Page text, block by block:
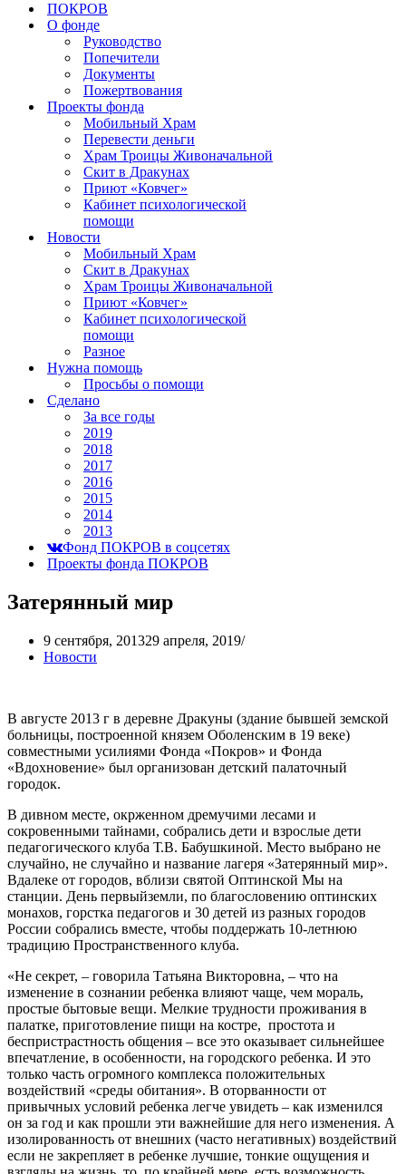
ПОКРОВ
О фонде
Руководство
Попечители
Документы
Пожертвования
Проекты фонда
Мобильный Храм
Перевести деньги
Храм Троицы Живоначальной
Скит в Дракунах
Приют «Ковчег»
Кабинет психологической
помощи
Новости
Мобильный Храм
Скит в Дракунах
Храм Троицы Живоначальной
Приют «Ковчег»
Кабинет психологической
помощи
Разное
Нужна помощь
Просьбы о помощи
Сделано
За все годы
2019
2018
2017
2016
2015
2014
2013
Фонд ПОКРОВ в соцсетях
Проекты фонда ПОКРОВ
Затерянный мир
9 сентября, 201329 апреля, 2019
Новости
В августе 2013 г в деревне Дракуны (здание бывшей земской
больницы, построенной князем Оболенским в 19 веке)
совместными усилиями Фонда «Покров» и Фонда
«Вдохновение» был организован детский палаточный
городок.
В дивном месте, окрженном дремучими лесами и
сокровенными тайнами, собрались дети и взрослые дети
педагогического клуба Т.В. Бабушкиной. Место выбрано не
случайно, не случайно и название лагеря «Затерянный мир».
Вдалеке от городов, вблизи святой Оптинской Мы на
станции. День первыйземли, по благословению оптинских
монахов, горстка педагогов и 30 детей из разных городов
России собрались вместе, чтобы поддержать 10-летнюю
традицию Пространственного клуба.
«Не секрет, – говорила Татьяна Викторовна, – что на
изменение в сознании ребенка влияют чаще, чем мораль,
простые бытовые вещи. Мелкие трудности проживания в
палатке, приготовление пищи на костре, простота и
беспристрастность общения – все это оказывает сильнейшее
впечатление, в особенности, на городского ребенка. И это
только часть огромного комплекса положительных
воздействий «среды обитания». В оторванности от
привычных условий ребенка легче увидеть – как изменился
он за год и как прошли эти важнейшие для него изменения. А
изолированность от внешних (часто негативных) воздействий
если не закрепляет в ребенке лучшие, тонкие ощущения и